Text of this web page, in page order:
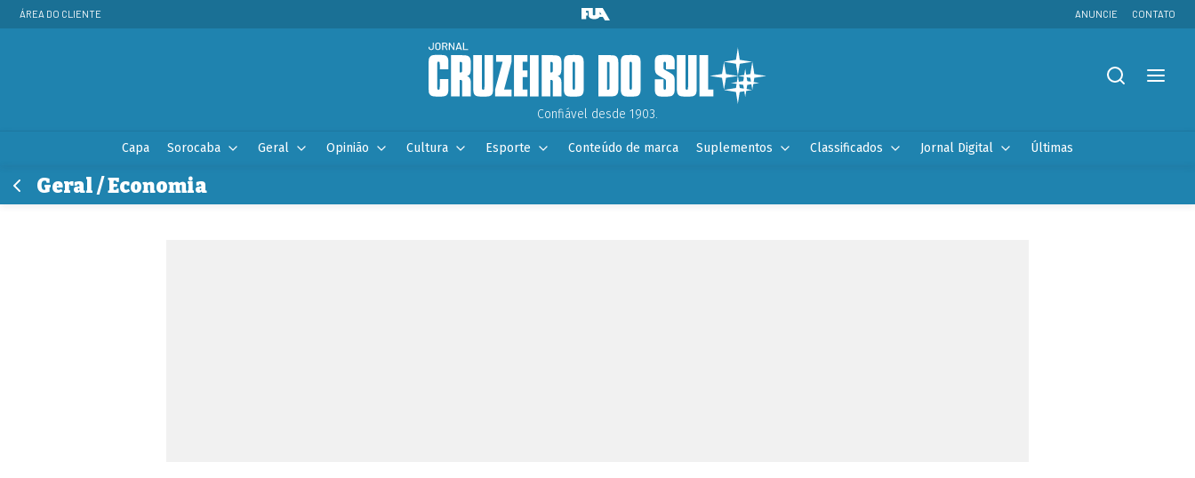
ÁREA DO CLIENTE ANUNCIE CONTATO
Confiável desde 1903.
Capa Sorocaba Geral Opinião Cultura Esporte Conteúdo de marca Suplementos Classificados Jornal Digital Últimas
Geral / Economia